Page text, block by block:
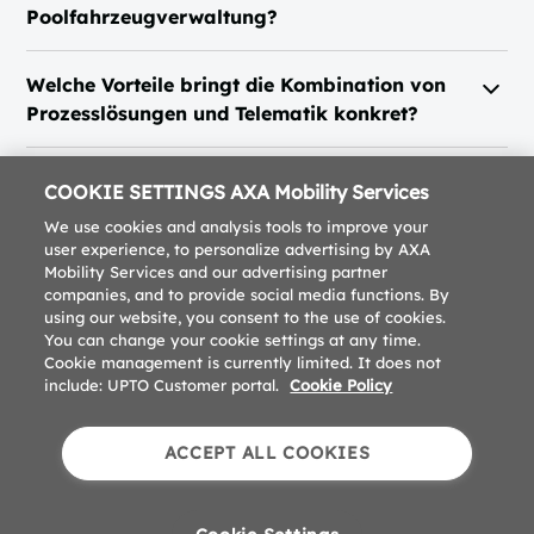
liefert Ihnen ein übersichtliches Dashboard für
oder ERP-Software anbinden. Wir prüfen die
vorhandene Infrastruktur und integrieren
Schnittstellen so, dass keine Doppelarbeit entsteht
und Daten nahtlos zusammengeführt werden.
Poolfahrzeugverwaltung?
um Fahrzeugwechsel und Poolmanagement – von
der Fahrzeugvorbereitung über die Dokumentation
bis zur Übergabe. Durch klare Prozesse und
Telematikdaten behalten Sie jederzeit den Überblick
über Fahrzeugstandorte, Laufleistungen und
Nutzungsintervalle.
Welche Vorteile bringt die Kombination von
Prozesslösungen und Telematik konkret?
Die Verbindung beider Ansätze schafft messbare
Effizienzgewinne: Prozesse laufen automatisiert,
Entscheidungen basieren auf Echtzeitdaten, und die
Auslastung Ihrer Fahrzeuge verbessert sich spürbar.
Zudem erhalten Sie präzise Reports zu Kosten, CO
Emissionen und Trends – ein entscheidender Vorteil
für Planung, Nachhaltigkeitsziele und
Budgetsteuerung.
Impressum
Downloads
Cookie Preferences
COOKIE SETTINGS AXA Mobility Services
We use cookies and analysis tools to improve your
user experience, to personalize advertising by AXA
Mobility Services and our advertising partner
companies, and to provide social media functions. By
using our website, you consent to the use of cookies.
You can change your cookie settings at any time.
Cookie management is currently limited. It does not
include: UPTO Customer portal.
Cookie Policy
ACCEPT ALL COOKIES